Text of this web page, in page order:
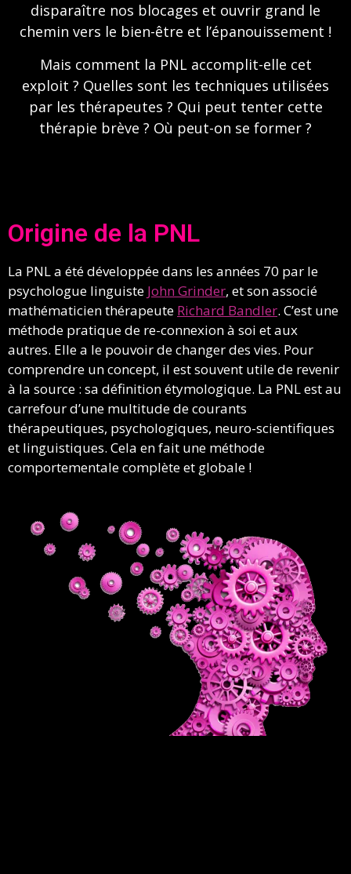
disparaître nos blocages et ouvrir grand le
chemin vers le bien-être et l’épanouissement !
Mais comment la PNL accomplit-elle cet
exploit ? Quelles sont les techniques utilisées
par les thérapeutes ? Qui peut tenter cette
thérapie brève ? Où peut-on se former ?
Origine de la PNL
La PNL a été développée dans les années 70 par le
psychologue linguiste John Grinder, et son associé
mathématicien thérapeute Richard Bandler. C’est une
méthode pratique de re-connexion à soi et aux
autres. Elle a le pouvoir de changer des vies. Pour
comprendre un concept, il est souvent utile de revenir
à la source : sa définition étymologique. La PNL est au
carrefour d’une multitude de courants
thérapeutiques, psychologiques, neuro-scientifiques
et linguistiques. Cela en fait une méthode
comportementale complète et globale !